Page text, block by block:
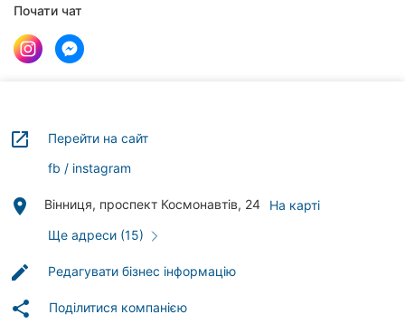
Автошколи
Ресторани
Всі
міста:
Вінниця
Житомир
Почати чат
launch
Перейти на сайт
fb
instagram
place Вінниця, проспект Космонавтів, 24
На карті
Ще адреси (15)
edit Редагувати бізнес інформацію
share Поділитися компанією